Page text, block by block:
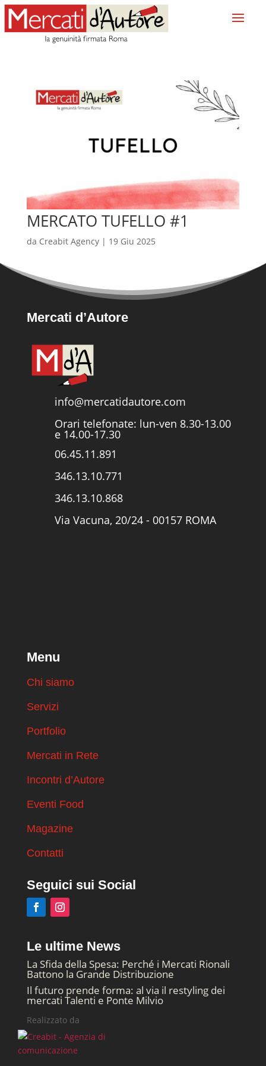
MERCATO TUFELLO #1
da Creabit Agency| 19 Giu 2025
Mercati d’Autore
info@mercatidautore.com
Orari telefonate: lun-ven 8.30-13.00
e 14.00-17.30
06.45.11.891
346.13.10.771
346.13.10.868
Via Vacuna, 20/24 - 00157 ROMA
Menu
Chi siamo
Servizi
Portfolio
Mercati in Rete
Incontri d’Autore
Eventi Food
Magazine
Contatti
Seguici sui Social
Le ultime News
La Sfida della Spesa: Perché i Mercati Rionali
Battono la Grande Distribuzione
Il futuro prende forma: al via il restyling dei
mercati Talenti e Ponte Milvio
Realizzato da